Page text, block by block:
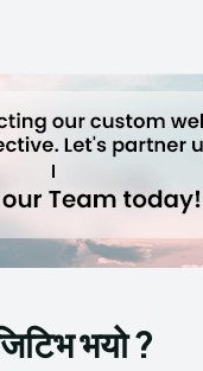
भयो ?